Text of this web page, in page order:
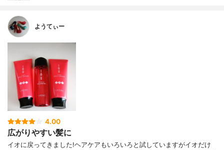
ようてぃー
4.00
広がりやすい髪に
イオに戻ってきました!ヘアケアもいろいろと試していますがイオだけ